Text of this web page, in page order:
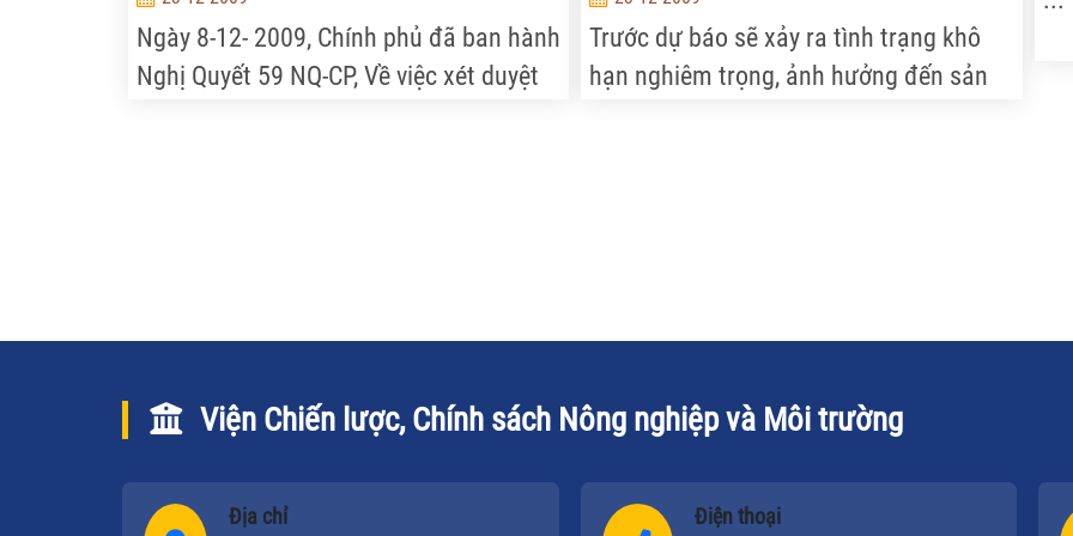
Ngày 8-12- 2009, Chính phủ đã ban hành
Nghị Quyết 59 NQ-CP, Về việc xét duyệt
Trước dự báo sẽ xảy ra tình trạng khô
hạn nghiêm trọng, ảnh hưởng đến sản
Viện Chiến lược, Chính sách Nông nghiệp và Môi trường
Địa chỉ Điện thoại